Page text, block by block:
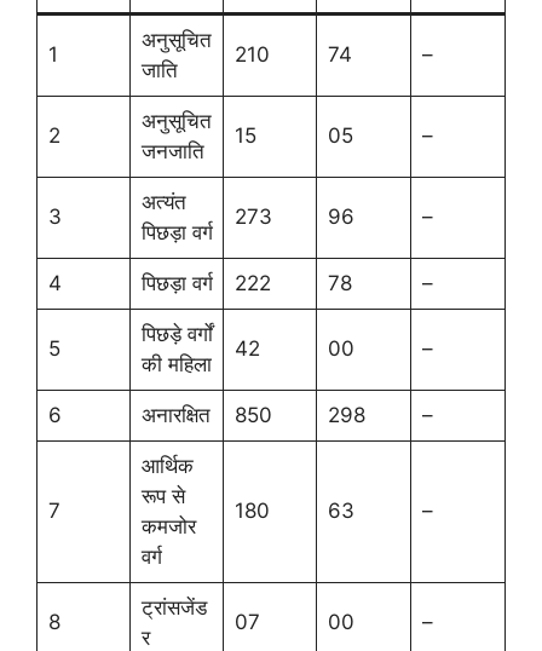
1
अनुसूचित
जाति
210 74 –
2
अनुसूचित
जनजाति
15 05 –
3
अत्यंत
पिछड़ा वर्ग
273 96 –
4 पिछड़ा वर्ग 222 78 –
5
पिछड़े वर्गों
की महिला
42 00 –
6 अनारक्षित 850 298 –
7
आर्थिक
रूप से
कमजोर
वर्ग
180 63 –
8
ट्रांसजेंड
र
07 00 –